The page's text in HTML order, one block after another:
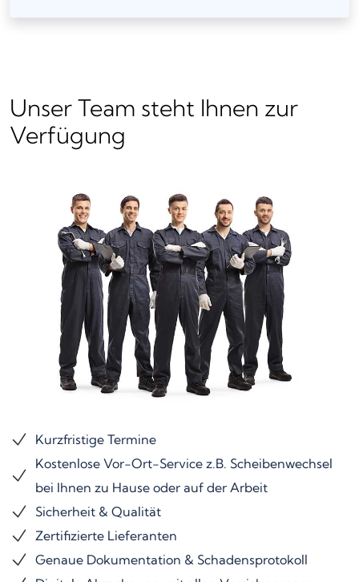
Unser Team steht Ihnen zur
Verfügung
Kurzfristige Termine
Kostenlose Vor-Ort-Service z.B. Scheibenwechsel
bei Ihnen zu Hause oder auf der Arbeit
Sicherheit & Qualität
Zertifizierte Lieferanten
Genaue Dokumentation & Schadensprotokoll